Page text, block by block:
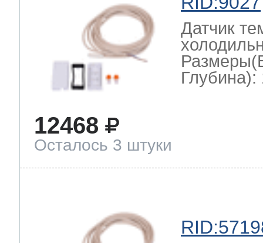
Датчик
Глубина):
12468
Осталось 3 штуки